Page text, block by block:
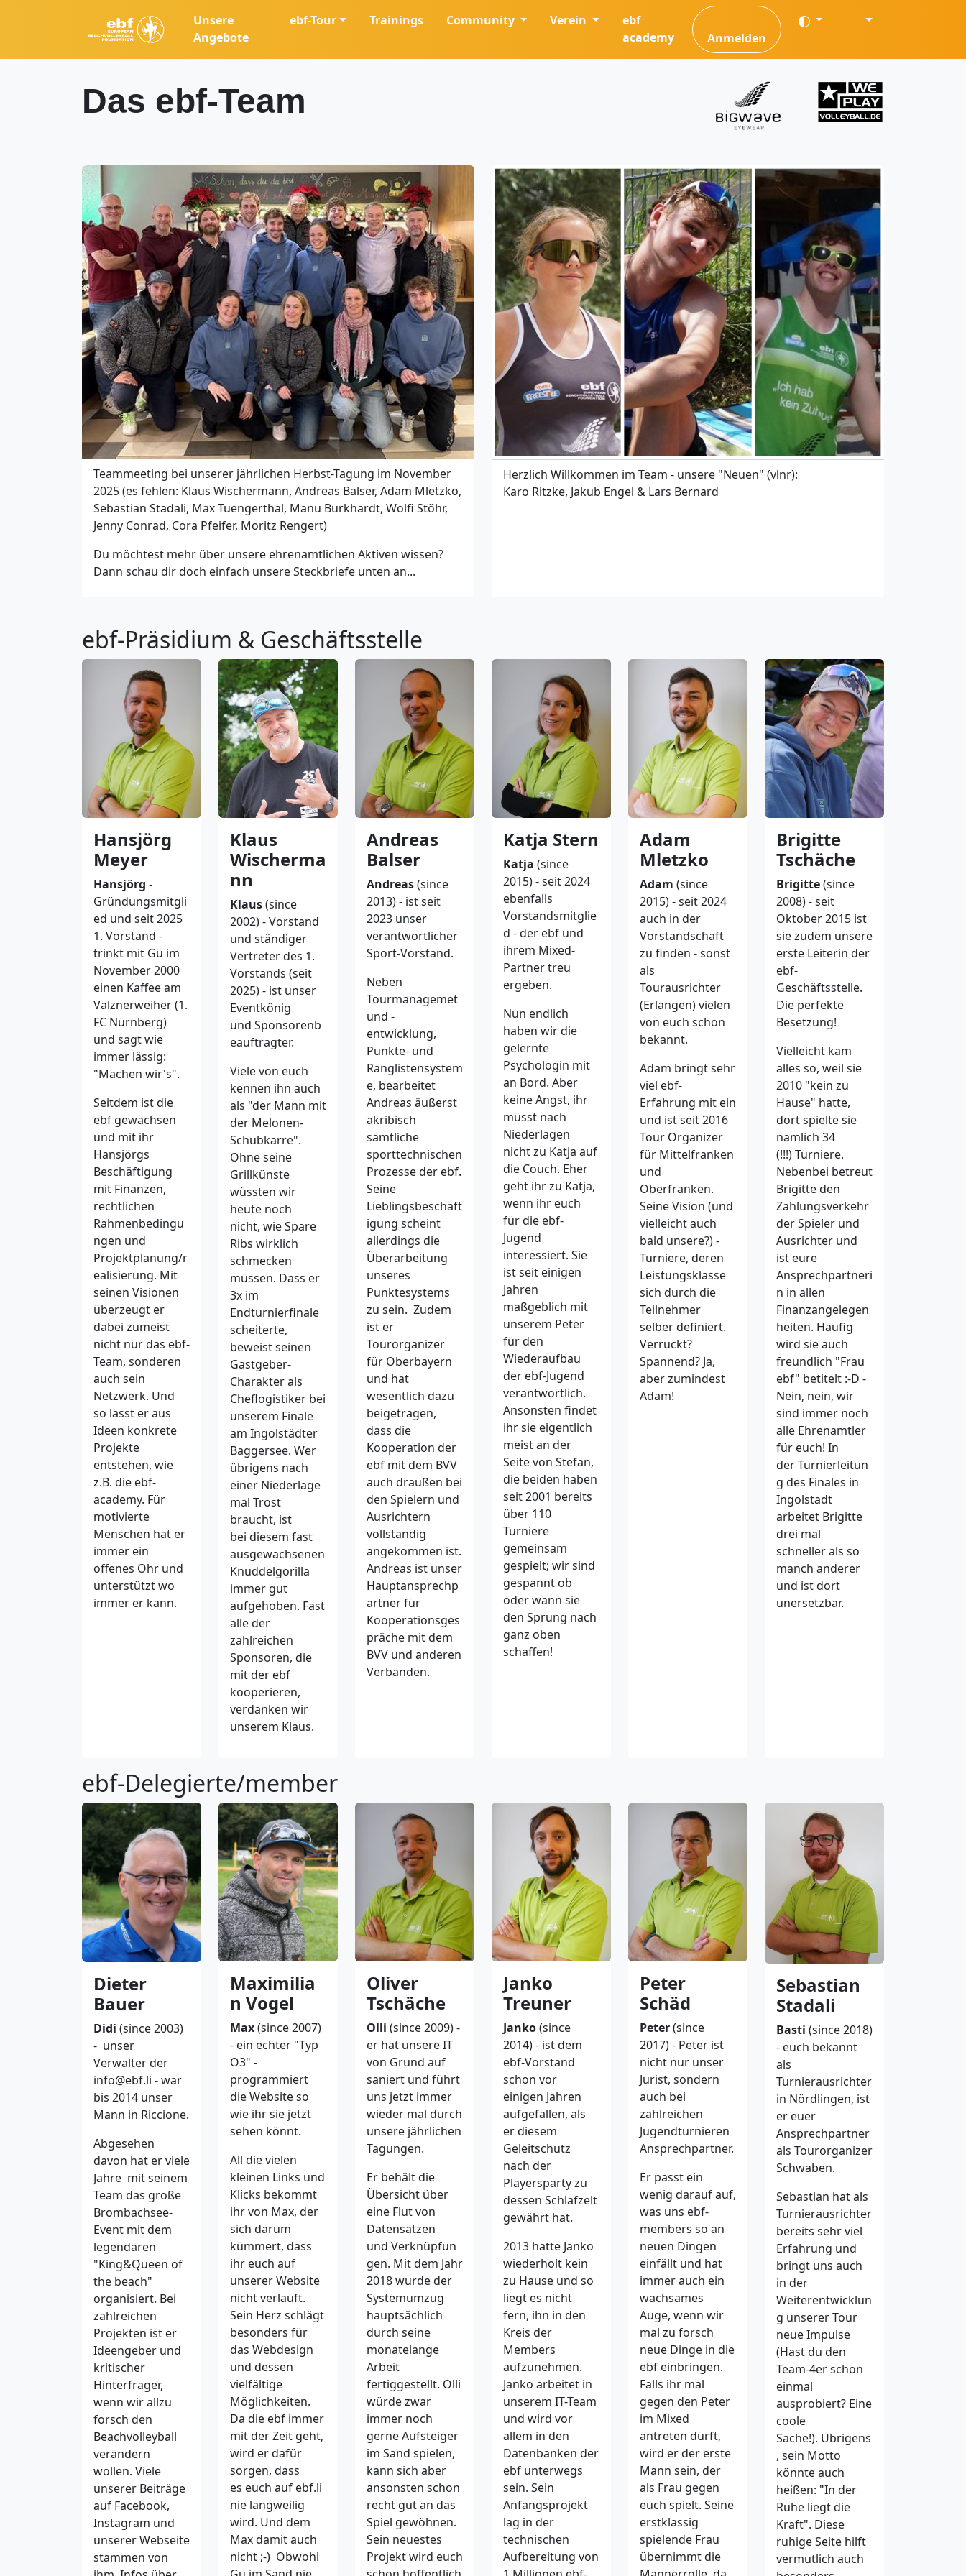
Unsere
Angebote
ebf-Tour Trainings Community Verein
ebf
academy
Anmelden
Das ebf-Team
Teammeeting bei unserer jährlichen Herbst-Tagung im November
2025 (es fehlen: Klaus Wischermann, Andreas Balser, Adam Mletzko,
Sebastian Stadali, Max Tuengerthal, Manu Burkhardt, Wolfi Stöhr,
Jenny Conrad, Cora Pfeifer, Moritz Rengert)
Du möchtest mehr über unsere ehrenamtlichen Aktiven wissen?
Dann schau dir doch einfach unsere Steckbriefe unten an...
Herzlich Willkommen im Team - unsere "Neuen" (vlnr):
Karo Ritzke, Jakub Engel & Lars Bernard
ebf-Präsidium & Geschäftsstelle
Hansjörg
Meyer
Hansjörg -
Gründungsmitgli
ed und seit 2025
1. Vorstand -
trinkt mit Gü im
November 2000
einen Kaffee am
Valznerweiher (1.
FC Nürnberg)
und sagt wie
immer lässig:
"Machen wir's".
Seitdem ist die
ebf gewachsen
und mit ihr
Hansjörgs
Beschäftigung
mit Finanzen,
rechtlichen
Rahmenbedingu
ngen und
Projektplanung/r
ealisierung. Mit
seinen Visionen
überzeugt er
dabei zumeist
nicht nur das ebf-
Team, sonderen
auch sein
Netzwerk. Und
so lässt er aus
Ideen konkrete
Projekte
entstehen, wie
z.B. die ebf-
academy. Für
motivierte
Menschen hat er
immer ein
offenes Ohr und
unterstützt wo
immer er kann.
Klaus
Wischerma
nn
Klaus(since
2002) - Vorstand
und ständiger
Vertreter des 1.
Vorstands (seit
2025) - ist unser
Eventkönig
und Sponsorenb
eauftragter.
Viele von euch
kennen ihn auch
als "der Mann mit
der Melonen-
Schubkarre".
Ohne seine
Grillkünste
wüssten wir
heute noch
nicht, wie Spare
Ribs wirklich
schmecken
müssen. Dass er
3x im
Endturnierfinale
scheiterte,
beweist seinen
Gastgeber-
Charakter als
Cheflogistiker bei
unserem Finale
am Ingolstädter
Baggersee. Wer
übrigens nach
einer Niederlage
mal Trost
braucht, ist
bei diesem fast
ausgewachsenen
Knuddelgorilla
immer gut
aufgehoben. Fast
alle der
zahlreichen
Sponsoren, die
mit der ebf
kooperieren,
verdanken wir
unserem Klaus.
Andreas
Balser
Andreas(since
2013) - ist seit
2023 unser
verantwortlicher
Sport-Vorstand.
Neben
Tourmanagemet
und -
entwicklung,
Punkte- und
Ranglistensystem
e, bearbeitet
Andreas äußerst
akribisch
sämtliche
sporttechnischen
Prozesse der ebf.
Seine
Lieblingsbeschäft
igung scheint
allerdings die
Überarbeitung
unseres
Punktesystems
zu sein. Zudem
ist er
Tourorganizer
für Oberbayern
und hat
wesentlich dazu
beigetragen,
dass die
Kooperation der
ebf mit dem BVV
auch draußen bei
den Spielern und
Ausrichtern
vollständig
angekommen ist.
Andreas ist unser
Hauptansprechp
artner für
Kooperationsges
präche mit dem
BVV und anderen
Verbänden.
Katja Stern
Katja (since
2015) - seit 2024
ebenfalls
Vorstandsmitglie
d - der ebf und
ihrem Mixed-
Partner treu
ergeben.
Nun endlich
haben wir die
gelernte
Psychologin mit
an Bord. Aber
keine Angst, ihr
müsst nach
Niederlagen
nicht zu Katja auf
die Couch. Eher
geht ihr zu Katja,
wenn ihr euch
für die ebf-
Jugend
interessiert. Sie
ist seit einigen
Jahren
maßgeblich mit
unserem Peter
für den
Wiederaufbau
der ebf-Jugend
verantwortlich.
Ansonsten findet
ihr sie eigentlich
meist an der
Seite von Stefan,
die beiden haben
seit 2001 bereits
über 110
Turniere
gemeinsam
gespielt; wir sind
gespannt ob
oder wann sie
den Sprung nach
ganz oben
schaffen!
Adam
Mletzko
Adam (since
2015) - seit 2024
auch in der
Vorstandschaft
zu finden - sonst
als
Tourausrichter
(Erlangen) vielen
von euch schon
bekannt.
Adam bringt sehr
viel ebf-
Erfahrung mit ein
und ist seit 2016
Tour Organizer
für Mittelfranken
und
Oberfranken.
Seine Vision (und
vielleicht auch
bald unsere?) -
Turniere, deren
Leistungsklasse
sich durch die
Teilnehmer
selber definiert.
Verrückt?
Spannend? Ja,
aber zumindest
Adam!
Brigitte
Tschäche
Brigitte(since
2008) - seit
Oktober 2015 ist
sie zudem unsere
erste Leiterin der
ebf-
Geschäftsstelle.
Die perfekte
Besetzung!
Vielleicht kam
alles so, weil sie
2010 "kein zu
Hause" hatte,
dort spielte sie
nämlich 34
(!!!) Turniere.
Nebenbei betreut
Brigitte den
Zahlungsverkehr
der Spieler und
Ausrichter und
ist eure
Ansprechpartneri
n in allen
Finanzangelegen
heiten. Häufig
wird sie auch
freundlich "Frau
ebf" betitelt :-D -
Nein, nein, wir
sind immer noch
alle Ehrenamtler
für euch! In
der Turnierleitun
g des Finales in
Ingolstadt
arbeitet Brigitte
drei mal
schneller als so
manch anderer
und ist dort
unersetzbar.
ebf-Delegierte/member
Dieter
Bauer
Didi (since 2003)
- unser
Verwalter der
info@ebf.li - war
bis 2014 unser
Mann in Riccione.
Abgesehen
davon hat er viele
Jahre mit seinem
Team das große
Brombachsee-
Event mit dem
legendären
"King&Queen of
the beach"
organisiert. Bei
zahlreichen
Projekten ist er
Ideengeber und
kritischer
Hinterfrager,
wenn wir allzu
forsch den
Beachvolleyball
verändern
wollen. Viele
unserer Beiträge
auf Facebook,
Instagram und
unserer Webseite
stammen von
Maximilia
n Vogel
Max(since 2007)
- ein echter "Typ
O3" -
programmiert
die Website so
wie ihr sie jetzt
sehen könnt.
All die vielen
kleinen Links und
Klicks bekommt
ihr von Max, der
sich darum
kümmert, dass
ihr euch auf
unserer Website
nicht verlauft.
Sein Herz schlägt
besonders für
das Webdesign
und dessen
vielfältige
Möglichkeiten.
Da die ebf immer
mit der Zeit geht,
wird er dafür
sorgen, dass
es euch auf ebf.li
nie langweilig
wird. Und dem
Max damit auch
nicht ;-) Obwohl
Oliver
Tschäche
Olli (since 2009) -
er hat unsere IT
von Grund auf
saniert und führt
uns jetzt immer
wieder mal durch
unsere jährlichen
Tagungen.
Er behält die
Übersicht über
eine Flut von
Datensätzen
und Verknüpfun
gen. Mit dem Jahr
2018 wurde der
Systemumzug
hauptsächlich
durch seine
monatelange
Arbeit
fertiggestellt. Olli
würde zwar
immer noch
gerne Aufsteiger
im Sand spielen,
kann sich aber
ansonsten schon
recht gut an das
Spiel gewöhnen.
Sein neuestes
Projekt wird euch
Janko
Treuner
Janko(since
2014) - ist dem
ebf-Vorstand
schon vor
einigen Jahren
aufgefallen, als
er diesem
Geleitschutz
nach der
Playersparty zu
dessen Schlafzelt
gewährt hat.
2013 hatte Janko
wiederholt kein
zu Hause und so
liegt es nicht
fern, ihn in den
Kreis der
Members
aufzunehmen.
Janko arbeitet in
unserem IT-Team
und wird vor
allem in den
Datenbanken der
ebf unterwegs
sein. Sein
Anfangsprojekt
lag in der
technischen
Aufbereitung von
Peter
Schäd
Peter(since
2017) - Peter ist
nicht nur unser
Jurist, sondern
auch bei
zahlreichen
Jugendturnieren
Ansprechpartner.
Er passt ein
wenig darauf auf,
was uns ebf-
members so an
neuen Dingen
einfällt und hat
immer auch ein
wachsames
Auge, wenn wir
mal zu forsch
neue Dinge in die
ebf einbringen.
Falls ihr mal
gegen den Peter
im Mixed
antreten dürft,
wird er der erste
Mann sein, der
als Frau gegen
euch spielt. Seine
erstklassig
spielende Frau
übernimmt die
Sebastian
Stadali
Basti (since 2018)
- euch bekannt
als
Turnierausrichter
in Nördlingen, ist
er euer
Ansprechpartner
als Tourorganizer
Schwaben.
Sebastian hat als
Turnierausrichter
bereits sehr viel
Erfahrung und
bringt uns auch
in der
Weiterentwicklun
g unserer Tour
neue Impulse
(Hast du den
Team-4er schon
einmal
ausprobiert? Eine
coole
Sache!). Übrigens
, sein Motto
könnte auch
heißen: "In der
Ruhe liegt die
Kraft". Diese
ruhige Seite hilft
vermutlich auch